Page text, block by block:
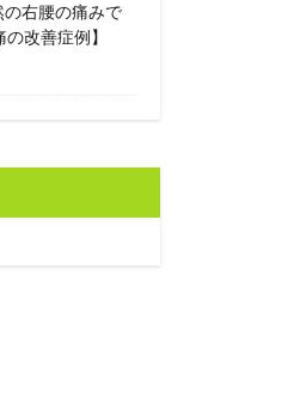
右腰の痛みで
改善症例】